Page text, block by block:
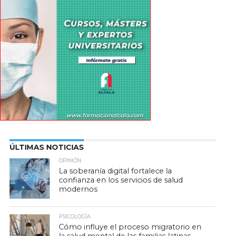
ÚLTIMAS NOTICIAS
OPINIÓN
La soberanía digital fortalece la
confianza en los servicios de salud
modernos
PSICOLOGÍA
Cómo influye el proceso migratorio en